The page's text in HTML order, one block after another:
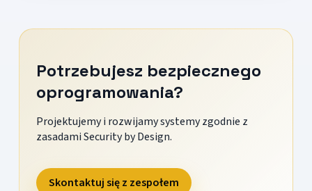
Potrzebujesz bezpiecznego
oprogramowania?
Projektujemy i rozwijamy systemy zgodnie z
zasadami Security by Design.
Skontaktuj się z zespołem